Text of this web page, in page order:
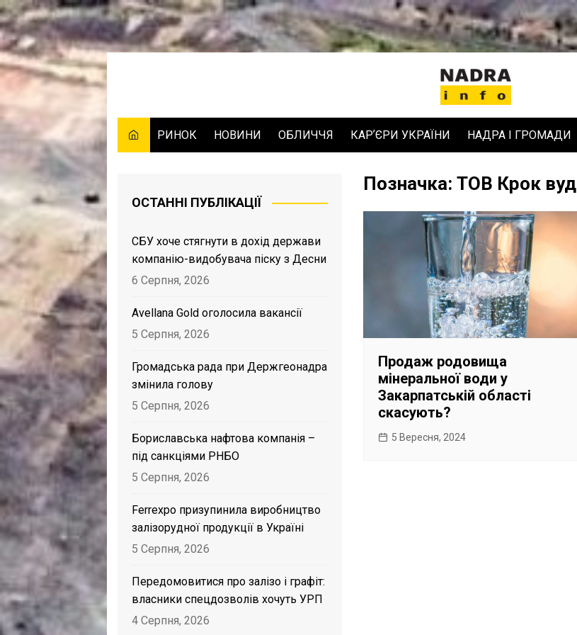
Skip
to
РИНОК НОВИНИ ОБЛИЧЧЯ КАРʼЄРИ УКРАЇНИ НАДРА І ГРОМАДИ
Позначка:ТОВ Крок вуд
Продаж родовища
мінеральної води у
Закарпатській області
скасують?
5 Вересня, 2024
ОСТАННІ ПУБЛІКАЦІЇ
СБУ хоче стягнути в дохід держави
компанію-видобувача піску з Десни
6 Серпня, 2026
Avellana Gold оголосила вакансії
5 Серпня, 2026
Громадська рада при Держгеонадра
змінила голову
5 Серпня, 2026
Бориславська нафтова компанія –
під санкціями РНБО
5 Серпня, 2026
Ferrexpo призупинила виробництво
залізорудної продукції в Україні
5 Серпня, 2026
Передомовитися про залізо і графіт:
власники спецдозволів хочуть УРП
4 Серпня, 2026